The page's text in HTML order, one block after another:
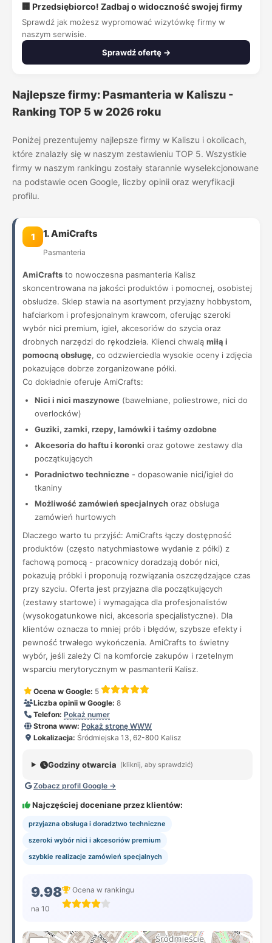
🏢 Przedsiębiorco! Zadbaj o widoczność swojej firmy
Sprawdź jak możesz wypromować wizytówkę firmy w
naszym serwisie.
Sprawdź ofertę →
Najlepsze firmy: Pasmanteria w Kaliszu -
Ranking TOP 5 w 2026 roku
Poniżej prezentujemy najlepsze firmy w Kaliszu i okolicach,
które znalazły się w naszym zestawieniu TOP 5. Wszystkie
firmy w naszym rankingu zostały starannie wyselekcjonowane
na podstawie ocen Google, liczby opinii oraz weryfikacji
profilu.
1 1. AmiCrafts
Pasmanteria
AmiCrafts to nowoczesna pasmanteria Kalisz
skoncentrowana na jakości produktów i pomocnej, osobistej
obsłudze. Sklep stawia na asortyment przyjazny hobbystom,
hafciarkom i profesjonalnym krawcom, oferując szeroki
wybór nici premium, igieł, akcesoriów do szycia oraz
drobnych narzędzi do rękodzieła. Klienci chwalą miłą i
pomocną obsługę, co odzwierciedla wysokie oceny i zdjęcia
pokazujące dobrze zorganizowane półki.
Co dokładnie oferuje AmiCrafts:
Nici i nici maszynowe (bawełniane, poliestrowe, nici do
overlocków)
Guziki, zamki, rzepy, lamówki i taśmy ozdobne
Akcesoria do haftu i koronki oraz gotowe zestawy dla
początkujących
Poradnictwo techniczne - dopasowanie nici/igieł do
tkaniny
Możliwość zamówień specjalnych oraz obsługa
zamówień hurtowych
Dlaczego warto tu przyjść: AmiCrafts łączy dostępność
produktów (często natychmiastowe wydanie z półki) z
fachową pomocą - pracownicy doradzają dobór nici,
pokazują próbki i proponują rozwiązania oszczędzające czas
przy szyciu. Oferta jest przyjazna dla początkujących
(zestawy startowe) i wymagająca dla profesjonalistów
(wysokogatunkowe nici, akcesoria specjalistyczne). Dla
klientów oznacza to mniej prób i błędów, szybsze efekty i
pewność trwałego wykończenia. AmiCrafts to świetny
wybór, jeśli zależy Ci na komforcie zakupów i rzetelnym
wsparciu merytorycznym w pasmanterii Kalisz.
Ocena w Google: 5
Liczba opinii w Google: 8
Telefon: Pokaż numer
Strona www: Pokaż stronę WWW
Lokalizacja: Śródmiejska 13, 62-800 Kalisz
Godziny otwarcia (kliknij, aby sprawdzić)
Zobacz profil Google →
Najczęściej doceniane przez klientów:
przyjazna obsługa i doradztwo techniczne
szeroki wybór nici i akcesoriów premium
szybkie realizacje zamówień specjalnych
9.98
na 10
Ocena w rankingu